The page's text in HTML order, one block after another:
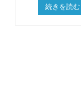
続きを読む